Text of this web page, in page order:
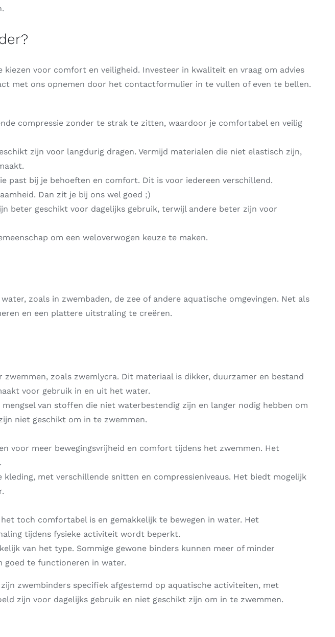
voor comfort en veiligheid. Investeer in kwaliteit en vraag om advies
met ons opnemen door het contactformulier in te vullen of even te bellen.
compressie zonder te strak te zitten, waardoor je comfortabel en veilig
zijn voor langdurig dragen. Vermijd materialen die niet elastisch zijn,
past bij je behoeften en comfort. Dit is voor iedereen verschillend.
Dan zit je bij ons wel goed ;)
beter geschikt voor dagelijks gebruik, terwijl andere beter zijn voor
om een weloverwogen keuze te maken.
zoals in zwembaden, de zee of andere aquatische omgevingen. Net als
en een plattere uitstraling te creëren.
zoals zwemlycra. Dit materiaal is dikker, duurzamer en bestand
voor gebruik in en uit het water.
van stoffen die niet waterbestendig zijn en langer nodig hebben om
niet geschikt om in te zwemmen.
voor meer bewegingsvrijheid en comfort tijdens het zwemmen. Het
met verschillende snitten en compressieniveaus. Het biedt mogelijk
toch comfortabel is en gemakkelijk te bewegen in water. Het
tijdens fysieke activiteit wordt beperkt.
van het type. Sommige gewone binders kunnen meer of minder
goed te functioneren in water.
zwembinders specifiek afgestemd op aquatische activiteiten, met
zijn voor dagelijks gebruik en niet geschikt zijn om in te zwemmen.